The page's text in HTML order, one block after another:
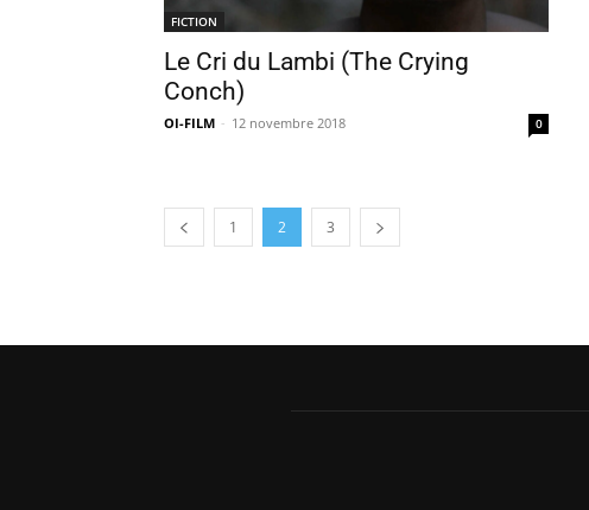
FICTION
Le Cri du Lambi (The Crying
Conch)
OI-FILM - 12 novembre 2018 0
1 2 3